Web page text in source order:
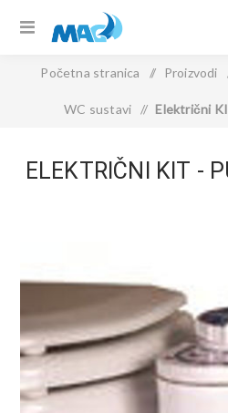
Početna stranica / Proizvodi
WC sustavi / Električni
ELEKTRIČNI KIT -